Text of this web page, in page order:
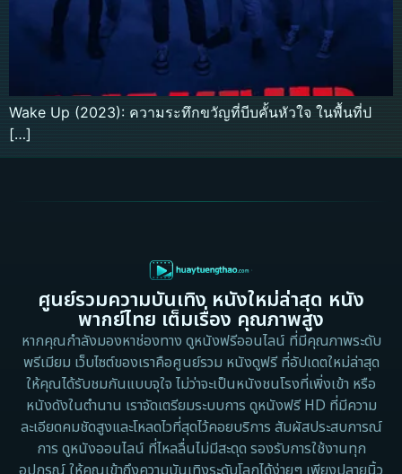
Wake Up (2023): ความระทึกขวัญที่บีบคั้นหัวใจ ในพื้นที่ป
[…]
ศูนย์รวมความบันเทิง หนังใหม่ล่าสุด หนัง
พากย์ไทย เต็มเรื่อง คุณภาพสูง
หากคุณกำลังมองหาช่องทาง ดูหนังฟรีออนไลน์ ที่มีคุณภาพระดับ
พรีเมียม เว็บไซต์ของเราคือศูนย์รวม หนังดูฟรี ที่อัปเดตใหม่ล่าสุด
ให้คุณได้รับชมกันแบบจุใจ ไม่ว่าจะเป็นหนังชนโรงที่เพิ่งเข้า หรือ
หนังดังในตำนาน เราจัดเตรียมระบบการ ดูหนังฟรี HD ที่มีความ
ละเอียดคมชัดสูงและโหลดไวที่สุดไว้คอยบริการ สัมผัสประสบการณ์
การ ดูหนังออนไลน์ ที่ไหลลื่นไม่มีสะดุด รองรับการใช้งานทุก